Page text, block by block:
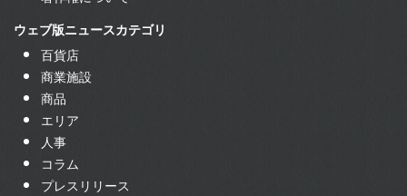
ウェブ版ニュースカテゴリ
百貨店
商業施設
商品
エリア
人事
コラム
プレスリリース